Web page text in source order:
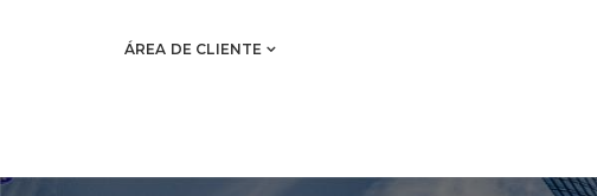
ÁREA DE CLIENTE